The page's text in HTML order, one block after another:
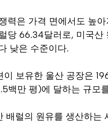
력은 가격 면에서도 높
당 66.34달러로, 미국
낮은 수준이다.
이 보유한 울산 공장은
백만 평)에 달하는 규모
배럴의 원유를 생산하